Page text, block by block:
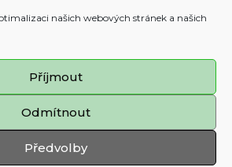
našich webových stránek a našich
Příjmout
Odmítnout
Předvolby
8, 729 30 Ostrava